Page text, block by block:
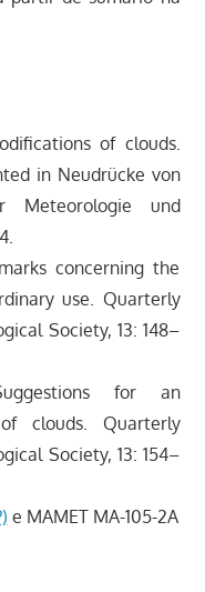
of clouds.
in Neudrücke von
Meteorologie und
concerning the
use. Quarterly
Society, 13: 148–
for an
clouds. Quarterly
Society, 13: 154–
e MAMET MA-105-2A